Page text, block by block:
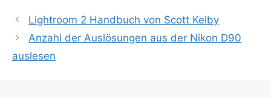
Lightroom 2 Handbuch von Scott Kelby
Anzahl der Auslösungen aus der Nikon D90
auslesen